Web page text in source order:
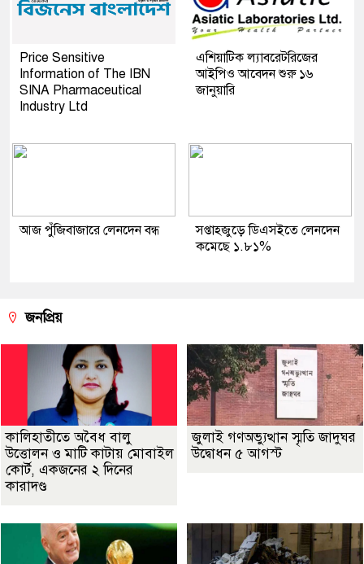
Price Sensitive
Information of The IBN
SINA Pharmaceutical
Industry Ltd
এশিয়াটিক ল্যাবরেটরিজের
আইপিও আবেদন শুরু ১৬
জানুয়ারি
আজ পুঁজিবাজারে লেনদেন বন্ধ
সপ্তাহজুড়ে ডিএসইতে লেনদেন
কমেছে ১.৮১%
জনপ্রিয়
কালিহাতীতে অবৈধ বালু
উত্তোলন ও মাটি কাটায় মোবাইল
কোর্ট, একজনের ২ দিনের
কারাদণ্ড
জুলাই গণঅভ্যুত্থান স্মৃতি জাদুঘর
উদ্বোধন ৫ আগস্ট